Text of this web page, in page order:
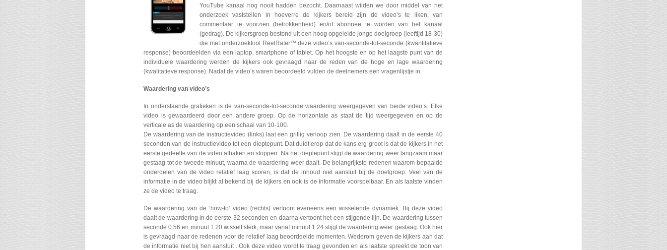
YouTube kanaal nog nooit hadden bezocht. Daarnaast wilden we door middel van het
onderzoek vaststellen in hoeverre de kijkers bereid zijn de video’s te liken, van
commentaar te voorzien (betrokkenheid) en/of abonnee te worden van het kanaal
(gedrag). De kijkersgroep bestond uit een hoog opgeleide jonge doelgroep (leeftijd 18-30)
die met onderzoektool ReelRater™ deze video’s van-seconde-tot-seconde (kwantitatieve
response) beoordeelden via een laptop, smartphone of tablet. Op het hoogste en op het laagste punt van de
individuele waardering werden de kijkers ook gevraagd naar de reden van de hoge en lage waardering
(kwalitatieve response). Nadat de video’s waren beoordeeld vulden de deelnemers een vragenlijstje in.
Waardering van video’s
In onderstaande grafieken is de van-seconde-tot-seconde waardering weergegeven van beide video’s. Elke
video is gewaardeerd door een andere groep. Op de horizontale as staat de tijd weergegeven en op de
verticale as de waardering op een schaal van 10-100.
De waardering van de instructievideo (links) laat een grillig verloop zien. De waardering daalt in de eerste 40
seconden van de instructievideo tot een dieptepunt. Dat duidt erop dat de kans erg groot is dat de kijkers in het
eerste gedeelte van de video afhaken en stoppen. Na het dieptepunt stijgt de waardering weer langzaam maar
gestaag tot de tweede minuut, waarna de waardering weer daalt. De belangrijkste redenen waarom bepaalde
onderdelen van de video relatief laag scoren, is dat de inhoud niet aansluit bij de doelgroep. Veel van de
informatie in de video blijkt al bekend bij de kijkers en ook is de informatie voorspelbaar. En als laatste vinden
ze de video te traag.
De waardering van de ‘how-to’ video (rechts) vertoont eveneens een wisselende dynamiek. Bij deze video
daalt de waardering in de eerste 32 seconden en daarna vertoont het een stijgende lijn. De waardering tussen
seconde 0:56 en minuut 1:20 wisselt sterk, maar vanaf minuut 1:24 stijgt de waardering weer gestaag. Ook hier
is gevraagd naar de redenen voor de relatief laag beoordeelde momenten. Wederom geven de kijkers aan dat
de informatie niet bij hen aansluit . Ook deze video wordt te traag gevonden en als laatste spreekt de toon van